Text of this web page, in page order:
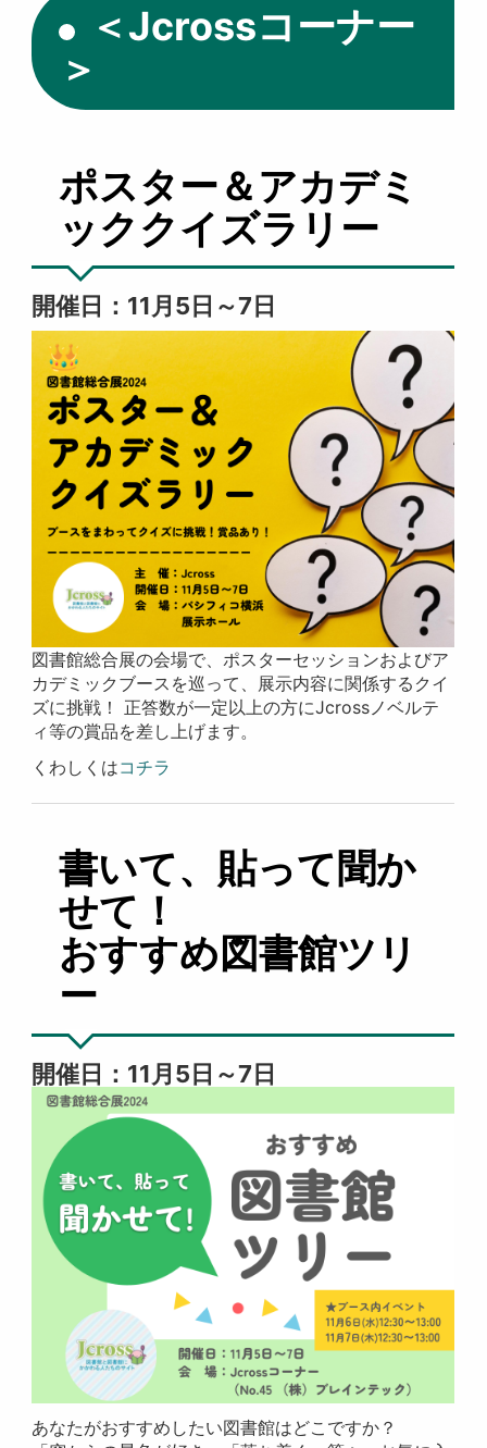
＜Jcrossコーナー
＞
ポスター＆アカデミ
ッククイズラリー
開催日：11月5日～7日
図書館総合展の会場で、ポスターセッションおよびア
カデミックブースを巡って、展示内容に関係するクイ
ズに挑戦！ 正答数が一定以上の方にJcrossノベルテ
ィ等の賞品を差し上げます。
くわしくはコチラ
書いて、貼って聞か
せて！
おすすめ図書館ツリ
ー
開催日：11月5日～7日
あなたがおすすめしたい図書館はどこですか？